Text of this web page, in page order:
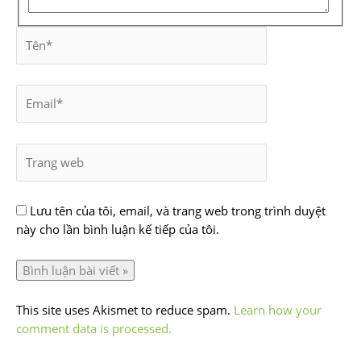
Lưu tên của tôi, email, và trang web trong trình duyệt
này cho lần bình luận kế tiếp của tôi.
This site uses Akismet to reduce spam. Learn how your
comment data is processed.